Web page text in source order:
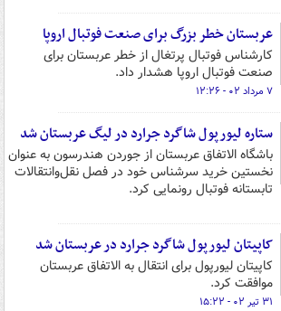
عربستان خطر بزرگ برای صنعت فوتبال اروپا
کارشناس فوتبال پرتغال از خطر عربستان برای
صنعت فوتبال اروپا هشدار داد.
۷ مرداد ۰۲ - ۱۲:۲۶
ستاره لیورپول شاگرد جرارد در لیگ عربستان شد
باشگاه الاتفاق عربستان از جوردن هندرسون به عنوان
نخستین خرید سرشناس خود در فصل نقل‌وانتقالات
تابستانه فوتبال رونمایی کرد.
کاپیتان لیورپول شاگرد جرارد در عربستان شد
کاپیتان لیورپول برای انتقال به الاتفاق عربستان
موافقت کرد.
۳۱ تیر ۰۲ - ۱۵:۲۲